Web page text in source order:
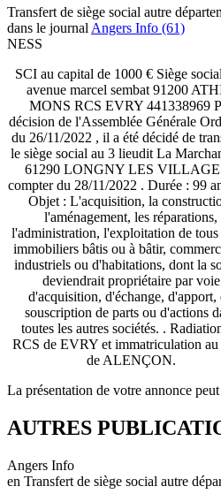
Transfert de siège social autre
dans le journal Angers Info (61)
NESS
SCI au capital de 1000 € Siège
avenue marcel sembat 91200
MONS RCS EVRY 441338969
décision de l'Assemblée Générale
du 26/11/2022 , il a été décidé de
le siège social au 3 lieudit La
61290 LONGNY LES
compter du 28/11/2022 . Durée : 99
Objet : L'acquisition, la
l'aménagement, les réparations,
l'administration, l'exploitation de tous
immobiliers bâtis ou à bâtir,
industriels ou d'habitations, dont la
deviendrait propriétaire par voie
d'acquisition, d'échange, d'apport,
souscription de parts ou d'actions
toutes les autres sociétés. .
RCS de EVRY et immatriculation au
de ALENÇON.
La présentation de votre annonce
AUTRES
Angers Info
en Transfert de siège social autre